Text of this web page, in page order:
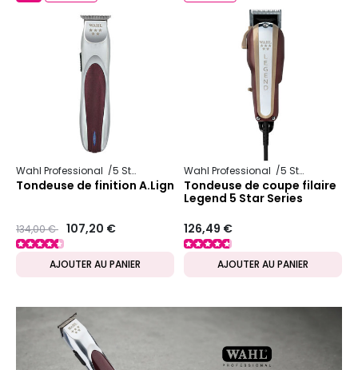
Wahl Professional 5 Star Series
Tondeuse de finition A.Lign
Prix ​​réduit de
134,00 €to107,20 €
AJOUTER AU PANIER
Wahl Professional 5 Star Series
Tondeuse de coupe filaire
Legend 5 Star Series
126,49 €
AJOUTER AU PANIER